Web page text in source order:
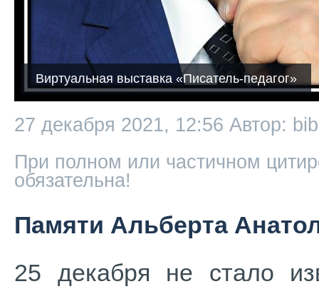
Виртуальная выставка «Писатель-педагог»
27 декабря 2021, 12:56 Автор: bib
При полном или частичном
обязательна!
Памяти Альберта
25 декабря не стало